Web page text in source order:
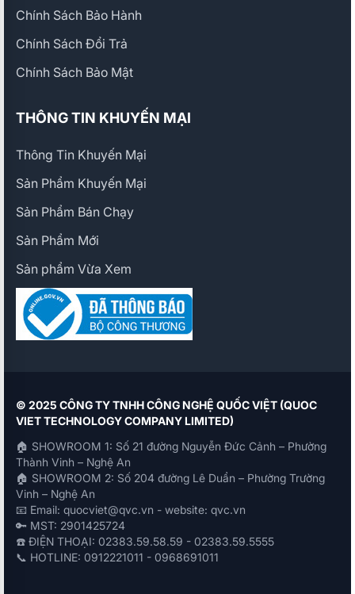
Chính Sách Bảo Hành
Chính Sách Đổi Trả
Chính Sách Bảo Mật
THÔNG TIN KHUYẾN MẠI
Thông Tin Khuyến Mại
Sản Phẩm Khuyến Mại
Sản Phẩm Bán Chạy
Sản Phẩm Mới
Sản phẩm Vừa Xem
© 2025 CÔNG TY TNHH CÔNG NGHỆ QUỐC VIỆT (QUOC
VIET TECHNOLOGY COMPANY LIMITED)
🏠 SHOWROOM 1: Số 21 đường Nguyễn Đức Cảnh – Phường
Thành Vinh – Nghệ An
🏠 SHOWROOM 2: Số 204 đường Lê Duẩn – Phường Trường
Vinh – Nghệ An
📧 Email: quocviet@qvc.vn - website: qvc.vn
🔑 MST: 2901425724
☎️ ĐIỆN THOẠI: 02383.59.58.59 - 02383.59.5555
📞 HOTLINE: 0912221011 - 0968691011